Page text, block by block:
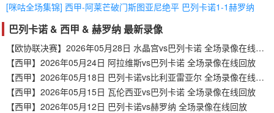
[咪咕全场集锦] 西甲-阿莱芒破门斯图亚尼绝平 巴列卡诺1-1赫罗纳
巴列卡诺 & 西甲 & 赫罗纳 最新录像
【欧协联决赛】2026年05月28日 水晶宫vs巴列卡诺 全场录像在线回放
【西甲】2026年05月24日 阿拉维斯vs巴列卡诺 全场录像在线回放
【西甲】2026年05月18日 巴列卡诺vs比利亚雷亚尔 全场录像在线回放
【西甲】2026年05月15日 瓦伦西亚vs巴列卡诺 全场录像在线回放
【西甲】2026年05月12日 巴列卡诺vs赫罗纳 全场录像在线回放